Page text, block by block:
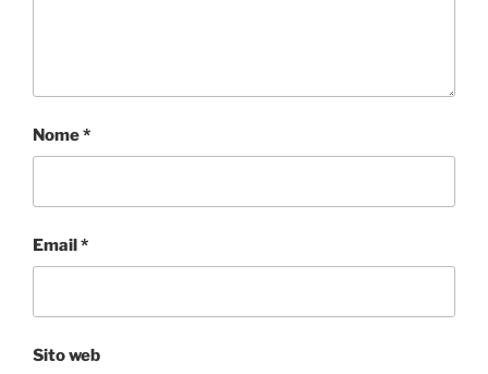
Nome*
Email*
Sito web